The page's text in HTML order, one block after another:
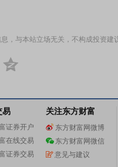
，与本站立场无关，不构成投资建
易
证券开户
在线交易
证券交易
关注东方财富
东方财富网微博
东方财富网微信
意见与建议